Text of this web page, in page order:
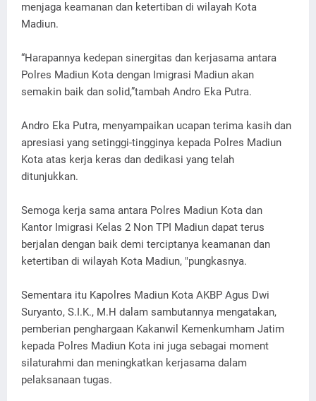
menjaga keamanan dan ketertiban di wilayah Kota
Madiun.
“Harapannya kedepan sinergitas dan kerjasama antara
Polres Madiun Kota dengan Imigrasi Madiun akan
semakin baik dan solid,”tambah Andro Eka Putra.
Andro Eka Putra, menyampaikan ucapan terima kasih dan
apresiasi yang setinggi-tingginya kepada Polres Madiun
Kota atas kerja keras dan dedikasi yang telah
ditunjukkan.
Semoga kerja sama antara Polres Madiun Kota dan
Kantor Imigrasi Kelas 2 Non TPI Madiun dapat terus
berjalan dengan baik demi terciptanya keamanan dan
ketertiban di wilayah Kota Madiun, "pungkasnya.
Sementara itu Kapolres Madiun Kota AKBP Agus Dwi
Suryanto, S.I.K., M.H dalam sambutannya mengatakan,
pemberian penghargaan Kakanwil Kemenkumham Jatim
kepada Polres Madiun Kota ini juga sebagai moment
silaturahmi dan meningkatkan kerjasama dalam
pelaksanaan tugas.